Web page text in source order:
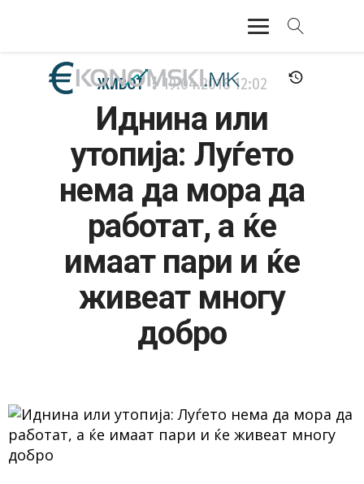
АКТУЕЛНО
ЕКОНОМИЈА
ФИНАНСИИ
БАНКАРСТВО
ЖИВОТ
ЖИВОТ 19.04.201812:02
Иднина или
утопија: Луѓето
нема да мора да
работат, а ќе
имаат пари и ќе
живеат многу
добро